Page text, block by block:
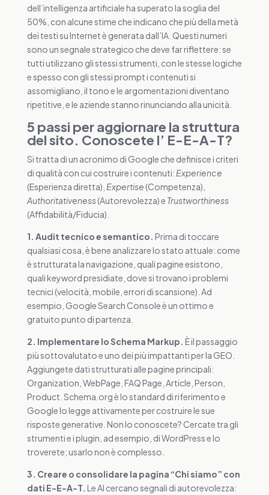
dell’intelligenza artificiale ha superato la soglia del
50%, con alcune stime che indicano che più della metà
dei testi su Internet è generata dall’IA. Questi numeri
sono un segnale strategico che deve far riflettere: se
tutti utilizzano gli stessi strumenti, con le stesse logiche
e spesso con gli stessi prompt i contenuti si
assomigliano, il tono e le argomentazioni diventano
ripetitive, e le aziende stanno rinunciando alla unicità.
5 passi per aggiornare la struttura
del sito. Conoscete l’ E-E-A-T?
Si tratta di un acronimo di Google che definisce i criteri
di qualità con cui costruire i contenuti: Experience
(Esperienza diretta), Expertise (Competenza),
Authoritativeness(Autorevolezza) e Trustworthiness
(Affidabilità/Fiducia).
1. Audit tecnico e semantico. Prima di toccare
qualsiasi cosa, è bene analizzare lo stato attuale: come
è strutturata la navigazione, quali pagine esistono,
quali keyword presidiate, dove si trovano i problemi
tecnici (velocità, mobile, errori di scansione). Ad
esempio, Google Search Console è un ottimo e
gratuito punto di partenza.
2. Implementare lo Schema Markup. È il passaggio
più sottovalutato e uno dei più impattanti per la GEO.
Aggiungete dati strutturati alle pagine principali:
Organization, WebPage, FAQ Page, Article, Person,
Product. Schema.org è lo standard di riferimento e
Google lo legge attivamente per costruire le sue
risposte generative. Non lo conoscete? Cercate tra gli
strumenti e i plugin, ad esempio, di WordPress e lo
troverete; usarlo non è complesso.
3. Creare o consolidare la pagina “Chi siamo” con
dati E-E-A-T. Le AI cercano segnali di autorevolezza: